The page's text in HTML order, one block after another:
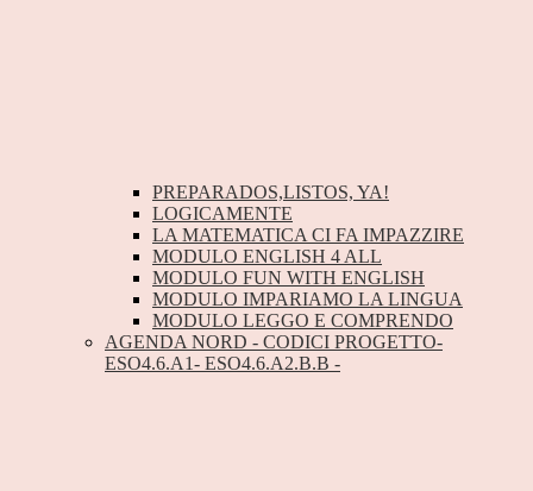
PREPARADOS,LISTOS, YA!
LOGICAMENTE
LA MATEMATICA CI FA IMPAZZIRE
MODULO ENGLISH 4 ALL
MODULO FUN WITH ENGLISH
MODULO IMPARIAMO LA LINGUA
MODULO LEGGO E COMPRENDO
AGENDA NORD - CODICI PROGETTO-
ESO4.6.A1- ESO4.6.A2.B.B -